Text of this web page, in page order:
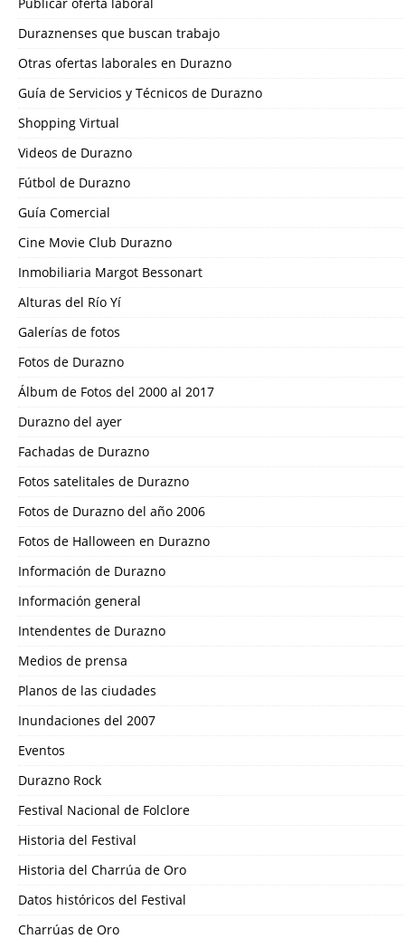
Duraznenses que buscan trabajo
Otras ofertas laborales en Durazno
Guía de Servicios y Técnicos de Durazno
Shopping Virtual
Videos de Durazno
Fútbol de Durazno
Guía Comercial
Cine Movie Club Durazno
Inmobiliaria Margot Bessonart
Alturas del Río Yí
Galerías de fotos
Fotos de Durazno
Álbum de Fotos del 2000 al 2017
Durazno del ayer
Fachadas de Durazno
Fotos satelitales de Durazno
Fotos de Durazno del año 2006
Fotos de Halloween en Durazno
Información de Durazno
Información general
Intendentes de Durazno
Medios de prensa
Planos de las ciudades
Inundaciones del 2007
Eventos
Durazno Rock
Festival Nacional de Folclore
Historia del Festival
Historia del Charrúa de Oro
Datos históricos del Festival
Charrúas de Oro